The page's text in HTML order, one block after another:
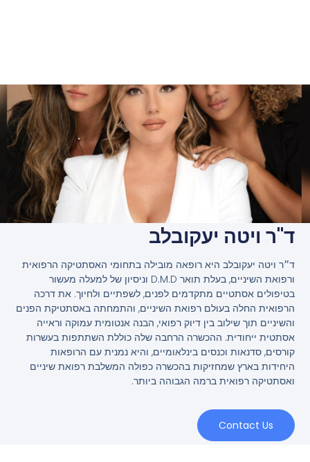
ד"ר ויטה יעקובלב
ד״ר ויטה יעקובלב היא רופאה מובילה בתחומי האסתטיקה הרפואית
ורפואת השיניים, בעלת תואר D.M.D וניסיון של למעלה מעשור
בטיפולים אסתטיים מתקדמים לפנים, לשפתיים ולחיוך. את דרכה
הרפואית החלה בעולם רפואת השיניים, והתמחתה באסתטיקת הפנים
והשיניים תוך שילוב בין דיוק רפואי, הבנה אנטומית עמוקה וראייה
אסתטית ייחודית. ההכשרה הרחבה שלה כוללת השתתפות בעשרות
קורסים, סדנאות וכנסים בינלאומיים, והיא נמנית עם הרופאות
היחידות בארץ שמחזיקות בהכשרה כפולה המשלבת רפואת שיניים
ואסתטיקה רפואית ברמה הגבוהה ביותר.
Contact Us